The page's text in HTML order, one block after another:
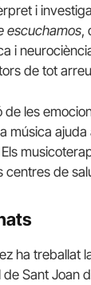
i
escuchamos,
i
de tot
de les
música
centres de
ha
de Sant Joan